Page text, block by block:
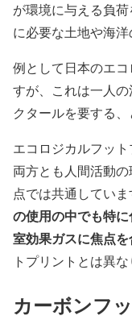
が環境に与える負
に必要な土地や海洋
例として日本のエ
すが、これは一人
クタールを要する、
エコロジカルフッ
両方とも人間活動
点では共通してい
の使用の中でも特
室効果ガスに焦点
トプリントとは異な
カーボンフ